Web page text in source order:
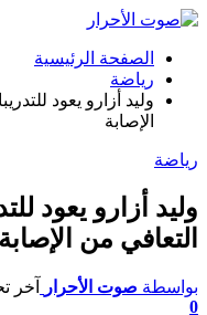
الصفحة الرئيسية
رياضة
وليد أزارو يعود
الإصابة
رياضة
وليد أزارو يعود
التعافي من الإصابة
بواسطة صوت الأحرار آخر
0